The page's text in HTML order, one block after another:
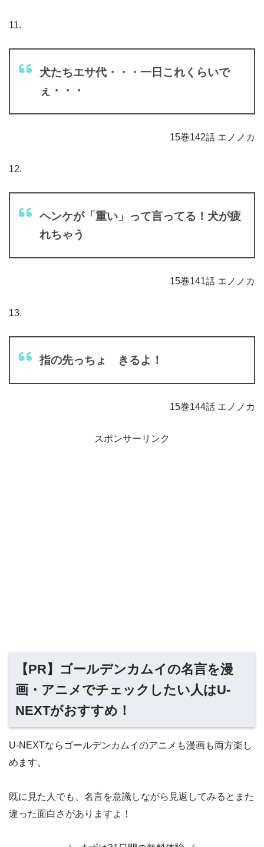
11.
犬たちエサ代・・・一日これくらいで
ぇ・・・
15巻142話 エノノカ
12.
ヘンケが「重い」って言ってる！犬が疲
れちゃう
15巻141話 エノノカ
13.
指の先っちょ きるよ！
15巻144話 エノノカ
スポンサーリンク
【PR】ゴールデンカムイの名言を漫
画・アニメでチェックしたい人はU-
NEXTがおすすめ！
U-NEXTならゴールデンカムイのアニメも漫画も両方楽し
めます。
既に見た人でも、名言を意識しながら見返してみるとまた
違った面白さがありますよ！